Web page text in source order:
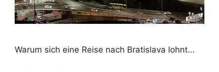
Warum sich eine Reise nach Bratislava lohnt…